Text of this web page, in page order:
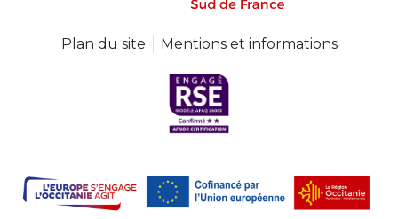
Plan du site Mentions et informations